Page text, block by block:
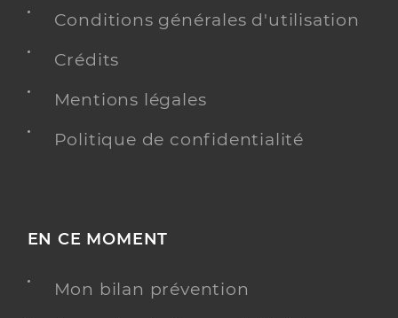
Conditions générales d'utilisation
Crédits
Mentions légales
Politique de confidentialité
EN CE MOMENT
Mon bilan prévention